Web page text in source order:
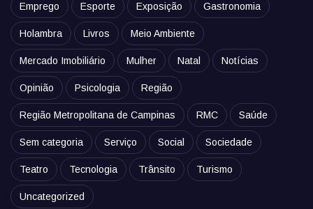
Emprego Esporte Exposição Gastronomia
Holambra Livros Meio Ambiente
Mercado Imobiliário Mulher Natal Notícias
Opinião Psicologia Região
Região Metropolitana de Campinas RMC Saúde
Sem categoria Serviço Social Sociedade
Teatro Tecnologia Trânsito Turismo
Uncategorized